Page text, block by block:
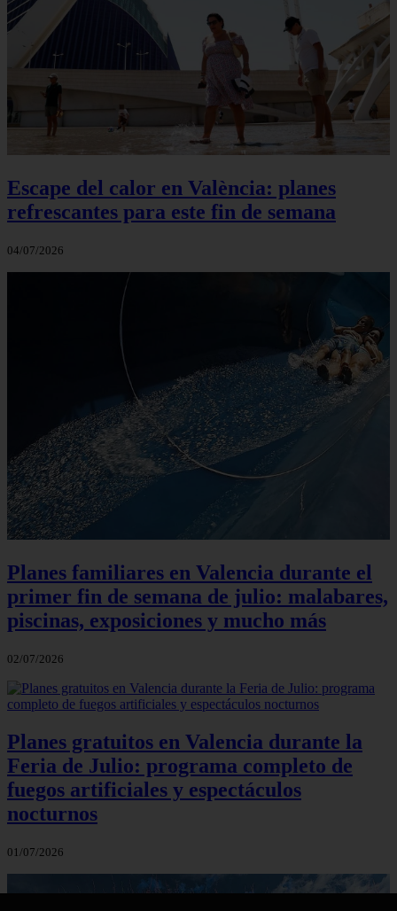
Escape del calor en València: planes
refrescantes para este fin de semana
04/07/2026
Planes familiares en Valencia durante el
primer fin de semana de julio: malabares,
piscinas, exposiciones y mucho más
02/07/2026
Planes gratuitos en Valencia durante la
Feria de Julio: programa completo de
fuegos artificiales y espectáculos
nocturnos
01/07/2026